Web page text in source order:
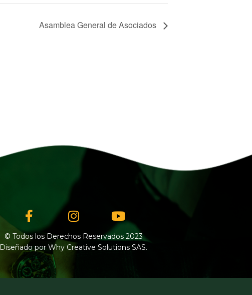
Asamblea General de Asociados
Facebook-
f
InstagramYoutube
© Todos los Derechos Reservados 2023
Diseñado por Why Creative Solutions SAS.